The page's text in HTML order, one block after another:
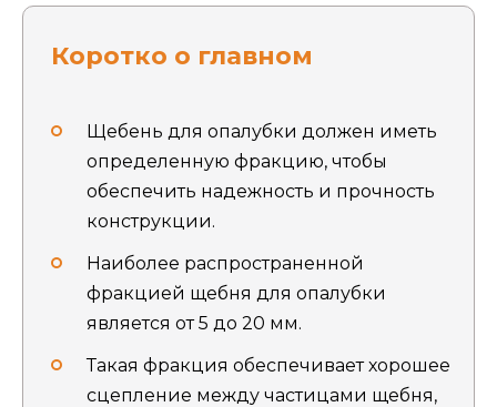
Коротко о главном
Щебень для опалубки должен иметь
определенную фракцию, чтобы
обеспечить надежность и прочность
конструкции.
Наиболее распространенной
фракцией щебня для опалубки
является от 5 до 20 мм.
Такая фракция обеспечивает хорошее
сцепление между частицами щебня,